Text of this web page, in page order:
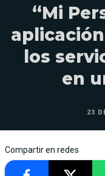
“Mi
los
en
23
Compartir en redes